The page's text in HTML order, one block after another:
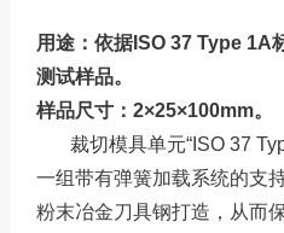
用途：依据ISO 37 Type 1A
测试样品。
样品尺寸：2×25×100mm。
裁切模具单元“ISO 37
一组带有弹簧加载系统的支
粉末冶金刀具钢打造，从而